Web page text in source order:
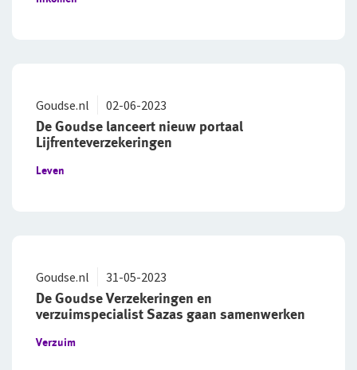
De Goudse lanceert nieuw portaal
Lijfrenteverzekeringen
Goudse.nl 02-06-2023
Leven
De Goudse Verzekeringen en
verzuimspecialist Sazas gaan samenwerken
Goudse.nl 31-05-2023
Verzuim